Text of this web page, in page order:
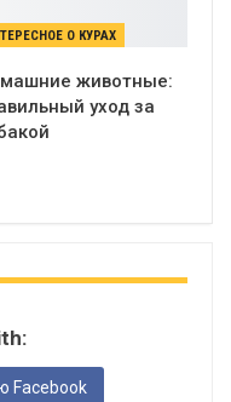
О КУРАХ
животные:
уход за
Facebook